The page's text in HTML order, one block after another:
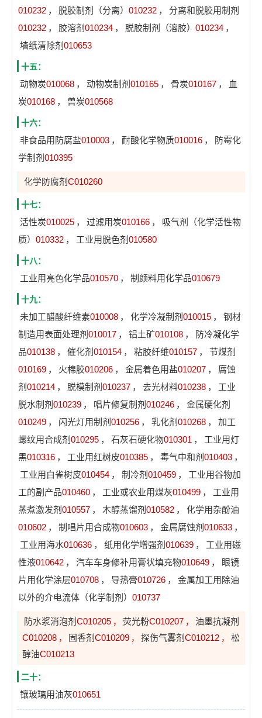
010232 ， 脱胶制剂（分离） 010232 ，
分离和脱胶用制剂
010232 ， 胶溶剂 010234 ， 脱胶制剂（溶胶） 010234 ，
墙纸清除剂 010653
十五：
动物炭010068 ， 动物炭制剂 010165 ， 骨炭010167 ，
血
炭010168 ， 兽炭010568
十六：
非食品用防腐盐010003 ， 耐酸化学物质010016 ，
防霉化
学制剂 010395
化学防腐剂 C010260
十七：
活性炭010025 ， 过滤用炭010166 ，
吸气剂（化学活性物
质） 010332 ， 工业用脱色剂 010580
十八：
工业用亮色化学品010570 ， 制颜料用化学品010679
十九：
未加工醋酸纤维素010008 ， 化学冷凝制剂 010015 ，
钢材
制造用表面处理剂 010017 ， 铝土矿010108 ，
防冷凝化学
品010138 ， 催化剂 010154 ， 粘胶纤维010157 ，
节煤剂
010169 ， 火棉胶010206 ， 金属着色用盐010207 ，
腐蚀
剂 010214 ， 脱模制剂 010237 ， 去光材料010238 ，
工业
脱水制剂 010239 ， 唱片修复制剂 010246 ，
金属硬化剂
010249 ， 闪光灯用制剂 010256 ， 乳化剂 010268 ，
加工
螺纹用合成剂 010295 ， 石灰石硬化物010301 ，
工业用灯
黑010316 ， 工业用红树皮010385 ， 毒气中和剂 010403 ，
工业用白雀树皮010454 ， 制冷剂 010459 ，
工业用谷物加
工的副产品010460 ， 工业或农业用煤灰010499 ，
工业用
蒸煮激发剂 010557 ， 木醇蒸馏剂 010582 ，
化学用杂酚油
010602 ， 制唱片用合成物010603 ， 金属腐蚀剂 010633 ，
工业用海水010636 ， 纸用化学增强剂 010639 ，
工业用磁
性液010642 ， 汽车车身修补用膏状填充物010649 ，
眼镜
片用化学涂层010708 ， 导热膏010726 ，
金属加工用除油
以外的介电流体（化学制剂） 010737
防水浆消泡剂 C010205 ， 荧光粉C010207 ，
油墨抗凝剂
C010208 ， 固香剂 C010209 ， 探伤气雾剂 C010212 ，
松
醇油C010213
二十：
镶玻璃用油灰010651